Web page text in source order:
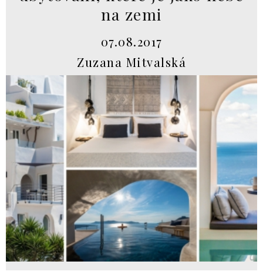
na zemi
07.08.2017
Zuzana Mitvalská